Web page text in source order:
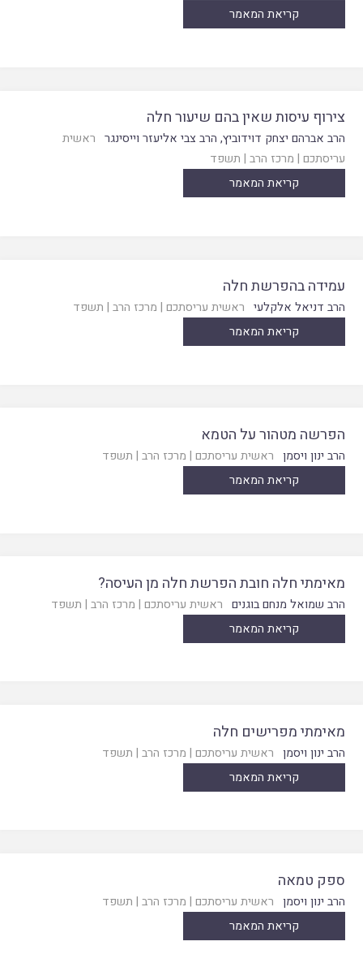
קריאת המאמר
צירוף עיסות שאין בהם שיעור חלה
הרב אברהם יצחק דוידוביץ, הרב צבי אליעזר וייסינגר ראשית
עריסתכם | מרכז הרב | תשפד
קריאת המאמר
עמידה בהפרשת חלה
הרב דניאל אלקלעי ראשית עריסתכם | מרכז הרב | תשפד
קריאת המאמר
הפרשה מטהור על הטמא
הרב ינון ויסמן ראשית עריסתכם | מרכז הרב | תשפד
קריאת המאמר
מאימתי חלה חובת הפרשת חלה מן העיסה?
הרב שמואל מנחם בוגנים ראשית עריסתכם | מרכז הרב | תשפד
קריאת המאמר
מאימתי מפרישים חלה
הרב ינון ויסמן ראשית עריסתכם | מרכז הרב | תשפד
קריאת המאמר
ספק טמאה
הרב ינון ויסמן ראשית עריסתכם | מרכז הרב | תשפד
קריאת המאמר